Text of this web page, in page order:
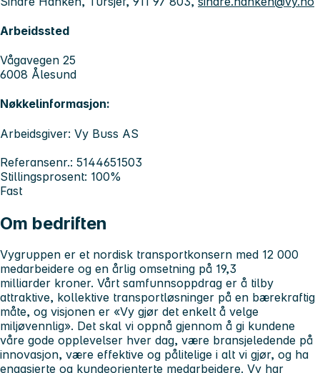
Arbeidssted
Vågavegen 25
6008 Ålesund
Nøkkelinformasjon:
Arbeidsgiver: Vy Buss AS
Referansenr.: 5144651503
Stillingsprosent: 100%
Fast
Om bedriften
Vygruppen er et nordisk transportkonsern med 12 000
medarbeidere og en årlig omsetning på 19,3
milliarder kroner. Vårt samfunnsoppdrag er å tilby
attraktive, kollektive transportløsninger på en bærekraftig
måte, og visjonen er «Vy gjør det enkelt å velge
miljøvennlig». Det skal vi oppnå gjennom å gi kundene
våre gode opplevelser hver dag, være bransjeledende på
innovasjon, være effektive og pålitelige i alt vi gjør, og ha
engasjerte og kundeorienterte medarbeidere. Vy har